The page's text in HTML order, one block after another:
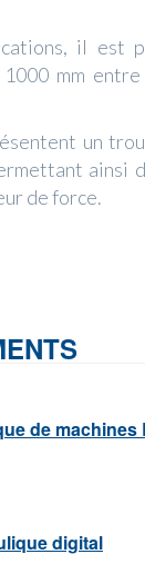
il est
mm
un
ainsi
de force.
de machines
digital